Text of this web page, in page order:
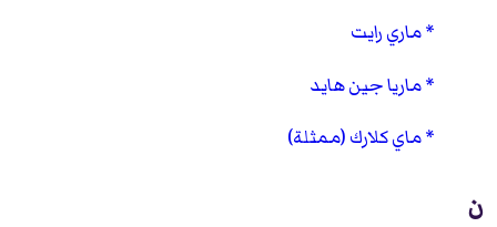
ماري رايت
ماريا جين هايد
ماي كلارك (ممثلة)
ن